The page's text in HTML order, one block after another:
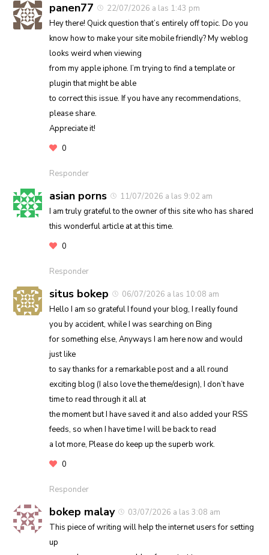
panen77
22/07/2026 a las 1:43 pm
Hey there! Quick question that’s entirely off topic. Do you
know how to make your site mobile friendly? My weblog
looks weird when viewing
from my apple iphone. I’m trying to find a template or
plugin that might be able
to correct this issue. If you have any recommendations,
please share.
Appreciate it!
0
Responder
asian porns
11/07/2026 a las 9:02 am
I am truly grateful to the owner of this site who has shared
this wonderful article at at this time.
0
Responder
situs bokep
06/07/2026 a las 10:08 am
Hello I am so grateful I found your blog, I really found
you by accident, while I was searching on Bing
for something else, Anyways I am here now and would
just like
to say thanks for a remarkable post and a all round
exciting blog (I also love the theme/design), I don’t have
time to read through it all at
the moment but I have saved it and also added your RSS
feeds, so when I have time I will be back to read
a lot more, Please do keep up the superb work.
0
Responder
bokep malay
03/07/2026 a las 3:08 am
This piece of writing will help the internet users for setting
up